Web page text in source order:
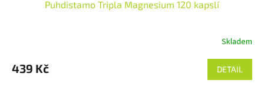
Puhdistamo Tripla Magnesium 120 kapslí
produktu
je
Skladem
439 Kč DETAIL